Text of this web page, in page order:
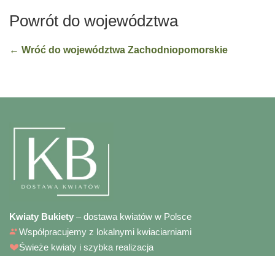
Powrót do województwa
← Wróć do województwa Zachodniopomorskie
Kwiaty Bukiety – dostawa kwiatów w Polsce
Współpracujemy z lokalnymi kwiaciarniami
Świeże kwiaty i szybka realizacja